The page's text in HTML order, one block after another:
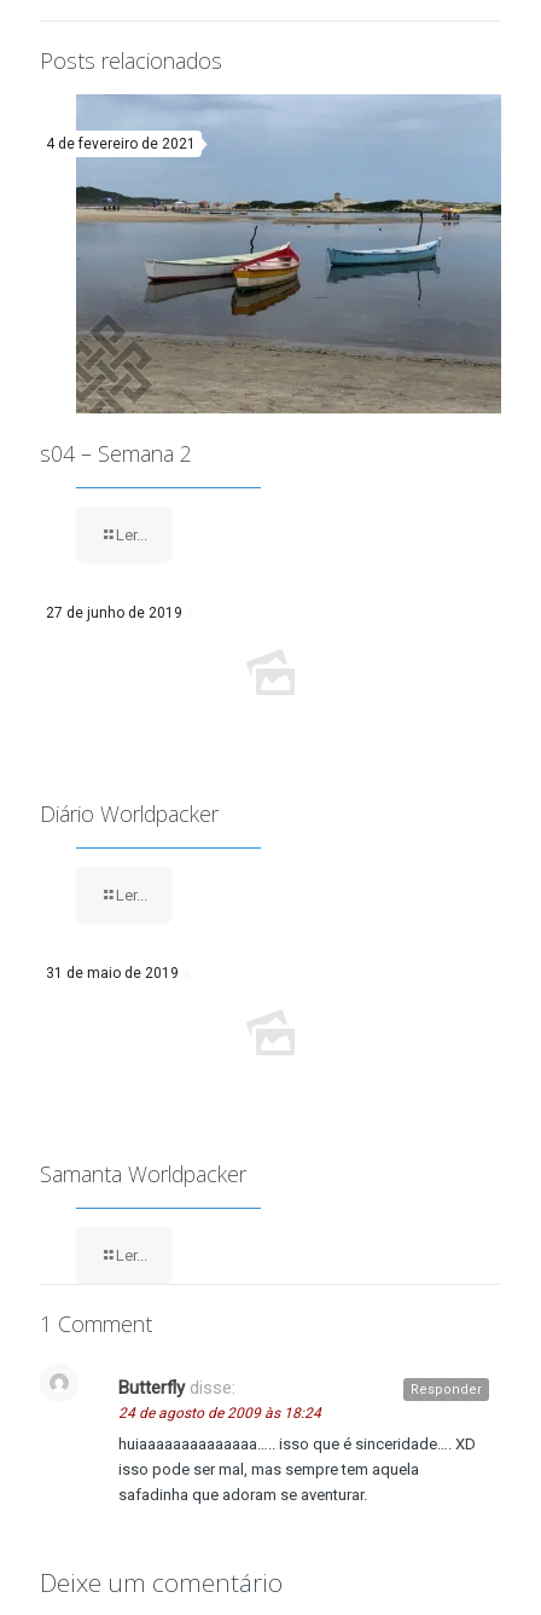
Posts relacionados
4 de fevereiro de 2021
s04 – Semana 2
Ler...
27 de junho de 2019
Diário Worldpacker
Ler...
31 de maio de 2019
Samanta Worldpacker
Ler...
1 Comment
Butterfly disse:
24 de agosto de 2009 às 18:24
huiaaaaaaaaaaaaaa….. isso que é sinceridade…. XD
isso pode ser mal, mas sempre tem aquela
safadinha que adoram se aventurar.
Responder
Deixe um comentário